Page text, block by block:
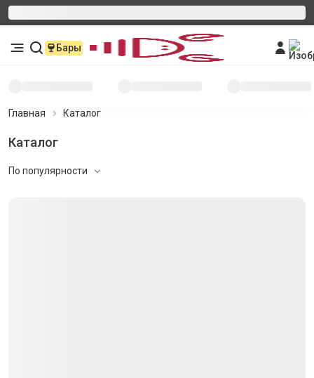
Бары
Главная Каталог
Каталог
По популярности